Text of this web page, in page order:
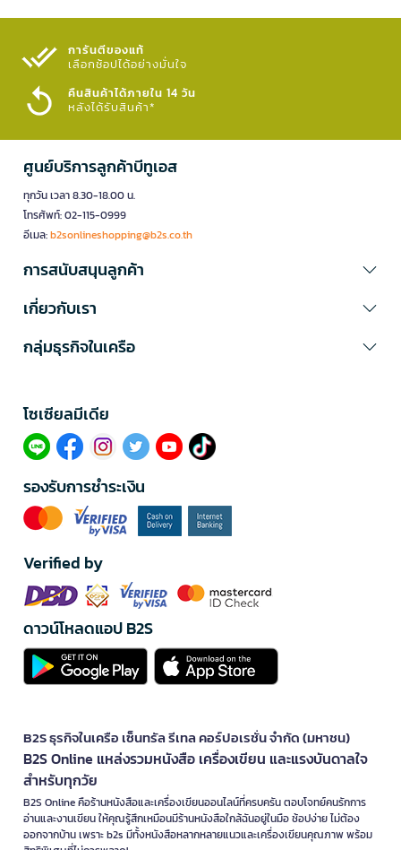
การันตีของแท้
เลือกช้อปได้อย่างมั่นใจ​
คืนสินค้าได้ภายใน 14 วัน
หลังได้รับสินค้า*
ศูนย์บริการลูกค้าบีทูเอส
ทุกวัน เวลา 8.30-18.00 น.
โทรศัพท์: 02-115-0999
อีเมล:b2sonlineshopping@b2s.co.th
การสนับสนุนลูกค้า
เกี่ยวกับเรา
กลุ่มธุรกิจในเครือ
โซเซียลมีเดีย​
รองรับการชำระเงิน
Verified by
ดาวน์โหลดแอป B2S
B2S ธุรกิจในเครือ เซ็นทรัล รีเทล คอร์ปอเรชั่น จำกัด (มหาชน)
B2S Online แหล่งรวมหนังสือ เครื่องเขียน และแรงบันดาลใจ
สำหรับทุกวัย
B2S Online คือร้านหนังสือและเครื่องเขียนออนไลน์ที่ครบครัน ตอบโจทย์คนรักการ
อ่านและงานเขียน ให้คุณรู้สึกเหมือนมีร้านหนังสือใกล้ฉันอยู่ในมือ ช้อปง่าย ไม่ต้อง
ออกจากบ้าน เพราะ b2s มีทั้งหนังสือหลากหลายแนวและเครื่องเขียนคุณภาพ พร้อม